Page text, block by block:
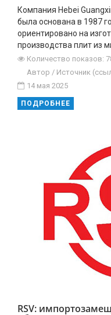
Компания Hebei
была основана в 1987
ориентировано на
производства плит из
Количество показов:
Автор / Источник
14 мая 2025
ПОДРОБНЕЕ
RSV: